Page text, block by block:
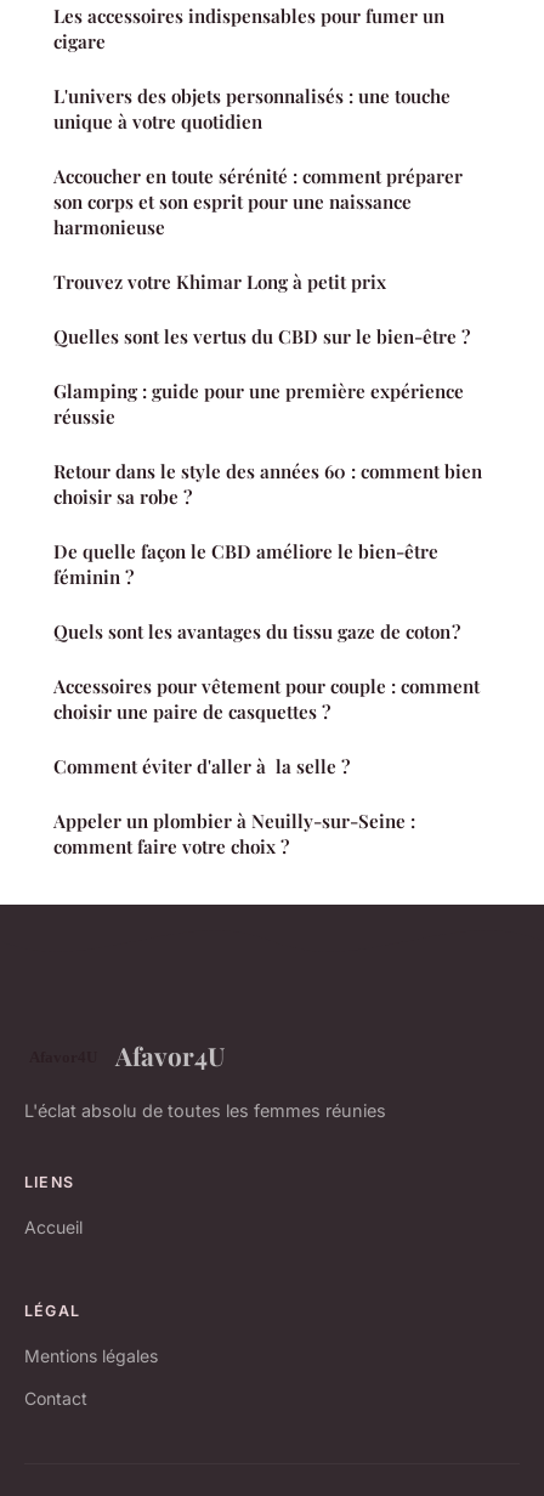
Les accessoires indispensables pour fumer un
cigare
L'univers des objets personnalisés : une touche
unique à votre quotidien
Accoucher en toute sérénité : comment préparer
son corps et son esprit pour une naissance
harmonieuse
Trouvez votre Khimar Long à petit prix
Quelles sont les vertus du CBD sur le bien-être ?
Glamping : guide pour une première expérience
réussie
Retour dans le style des années 60 : comment bien
choisir sa robe ?
De quelle façon le CBD améliore le bien-être
féminin ?
Quels sont les avantages du tissu gaze de coton ?
Accessoires pour vêtement pour couple : comment
choisir une paire de casquettes ?
Comment éviter d'aller à la selle ?
Appeler un plombier à Neuilly-sur-Seine :
comment faire votre choix ?
Afavor4U
L'éclat absolu de toutes les femmes réunies
LIENS
Accueil
LÉGAL
Mentions légales
Contact